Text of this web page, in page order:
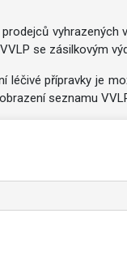
vyhrazených
se zásilkovým
léčivé přípravky je
seznamu